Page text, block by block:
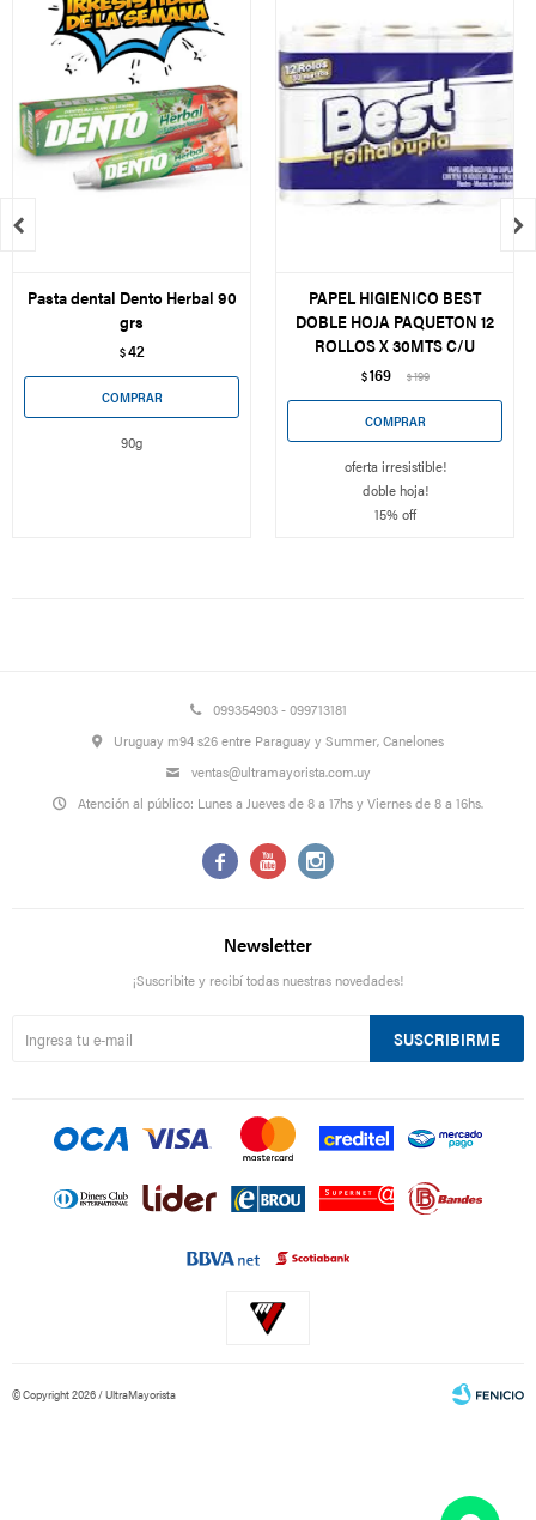
Pasta dental Dento Herbal 90
grs
$42
90g
PAPEL HIGIENICO BEST
DOBLE HOJA PAQUETON 12
ROLLOS X 30MTS C/U
$169 $199
oferta irresistible!
doble hoja!
15% off
 
099354903 - 099713181
Uruguay m94 s26 entre Paraguay y Summer, Canelones
ventas@ultramayorista.com.uy
Atención al público: Lunes a Jueves de 8 a 17hs y Viernes de 8 a 16hs.
  
Newsletter
¡Suscribite y recibí todas nuestras novedades!
SUSCRIBIRME
© Copyright 2026 / UltraMayorista